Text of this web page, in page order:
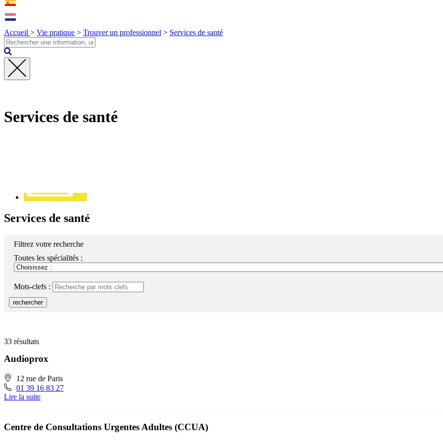
Accueil > Vie pratique > Trouver un professionnel > Services de santé
Fermer
Services de santé
Services de santé
Filtrez votre recherche
Toutes les spécialités :
Mots-clefs :
rechercher
33 résultats
Audioprox
12 rue de Paris
01 39 16 83 27
Lire la suite
Centre de Consultations Urgentes Adultes (CCUA)